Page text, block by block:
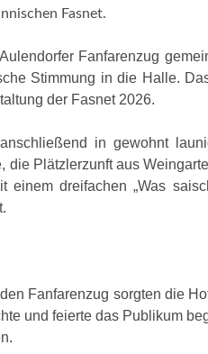
Fasnet.
Fanfarenzug
Stimmung in die Halle.
der Fasnet 2026.
in gewohnt
die Plätzlerzunft aus
einem dreifachen „Was
Fanfarenzug sorgten die
und feierte das Publikum